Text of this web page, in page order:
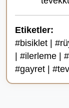
Etiketler:
#bisiklet |
| #ilerleme |
#gayret |